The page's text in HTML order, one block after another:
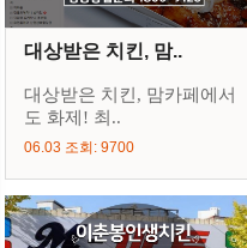
대상받은 치킨, 맘..
대상받은 치킨, 맘카페에서
도 화제! 최..
06.03 조회: 9700